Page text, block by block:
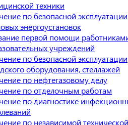
техники
по безопасной эксплуатации
энергоустановок
первой помощи
учреждений
по безопасной эксплуатации
оборудования, стеллажей
по нефтегазовому делу
по отделочным работам
по диагностике
по независимой технической